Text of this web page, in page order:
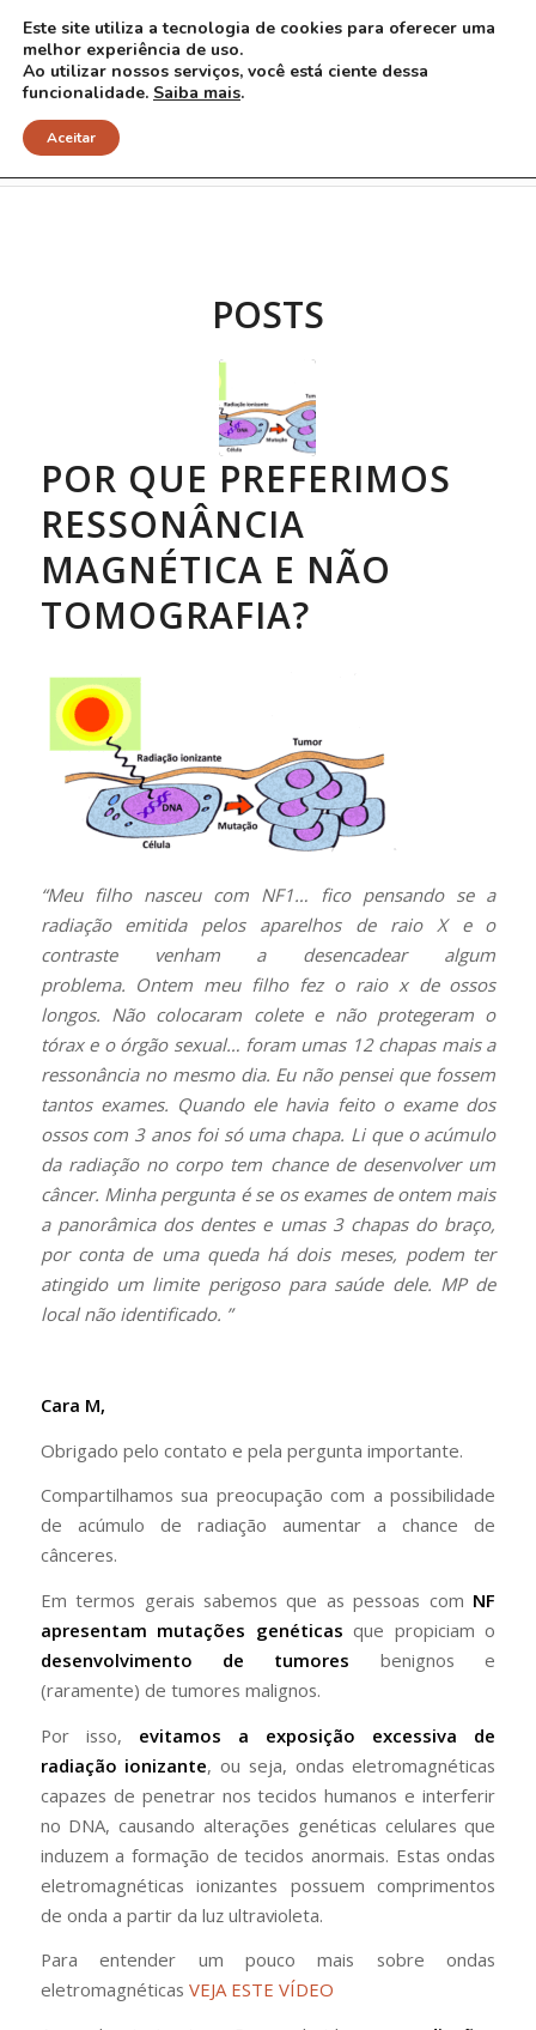
Arquivo para Tag: radiações
POSTS
POR QUE PREFERIMOS
RESSONÂNCIA
MAGNÉTICA E NÃO
TOMOGRAFIA?
“Meu filho nasceu com NF1… fico pensando se a
radiação emitida pelos aparelhos de raio X e o
contraste venham a desencadear algum
problema. Ontem meu filho fez o raio x de ossos
longos. Não colocaram colete e não protegeram o
tórax e o órgão sexual… foram umas 12 chapas mais a
ressonância no mesmo dia. Eu não pensei que fossem
tantos exames. Quando ele havia feito o exame dos
ossos com 3 anos foi só uma chapa. Li que o acúmulo
da radiação no corpo tem chance de desenvolver um
câncer. Minha pergunta é se os exames de ontem mais
a panorâmica dos dentes e umas 3 chapas do braço,
por conta de uma queda há dois meses, podem ter
atingido um limite perigoso para saúde dele. MP de
local não identificado. ”
Cara M,
Obrigado pelo contato e pela pergunta importante.
Compartilhamos sua preocupação com a possibilidade
de acúmulo de radiação aumentar a chance de
cânceres.
Em termos gerais sabemos que as pessoas com NF
apresentam mutações genéticasque propiciam o
desenvolvimento de tumores benignos e
(raramente) de tumores malignos.
Por isso, evitamos a exposição excessiva de
radiação ionizante, ou seja, ondas eletromagnéticas
capazes de penetrar nos tecidos humanos e interferir
no DNA, causando alterações genéticas celulares que
induzem a formação de tecidos anormais. Estas ondas
eletromagnéticas ionizantes possuem comprimentos
de onda a partir da luz ultravioleta.
Para entender um pouco mais sobre ondas
eletromagnéticas VEJA ESTE VÍDEO
Este site utiliza a tecnologia de cookies para oferecer uma
melhor experiência de uso.
Ao utilizar nossos serviços, você está ciente dessa
funcionalidade. Saiba mais.
Aceitar